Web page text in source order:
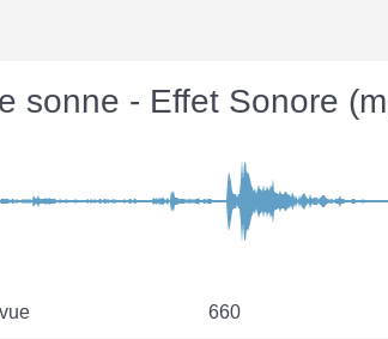
sonne - Effet Sonore
660